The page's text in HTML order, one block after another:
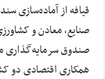
قیافه از آماده‌سازی
صنایع، معادن و
صندوق سرمایه‌گذاری